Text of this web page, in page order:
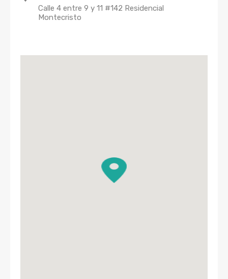
Calle 4 entre 9 y 11 #142 Residencial
Montecristo